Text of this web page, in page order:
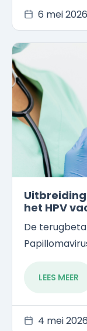
6 mei 2026
het HPV
De
LEES MEER
4 mei 2026